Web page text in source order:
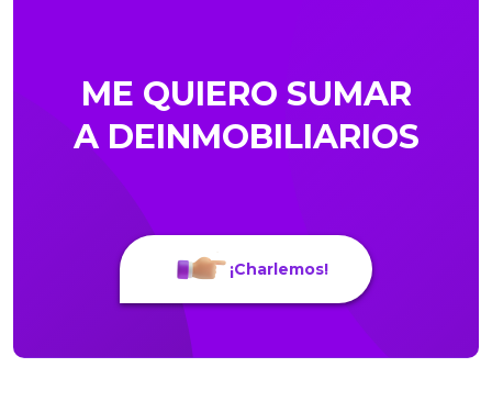
ME QUIERO SUMAR
A DEINMOBILIARIOS
¡Charlemos!